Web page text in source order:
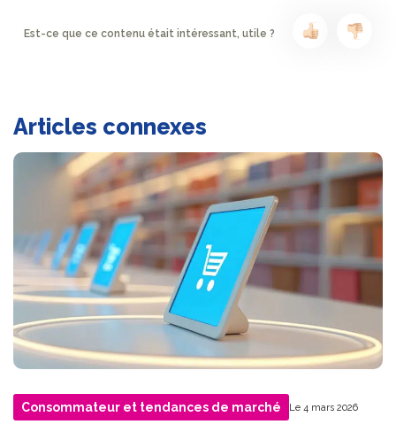
Est-ce que ce contenu était intéressant, utile ?
Articles connexes
Consommateur et tendances de marché Le 4 mars 2026